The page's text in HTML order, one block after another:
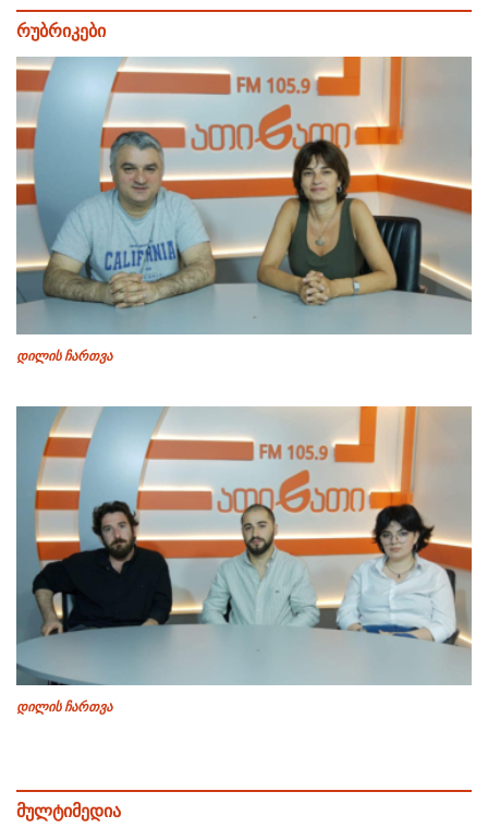
რუბრიკები
დილის ჩართვა
დილის ჩართვა
მულტიმედია